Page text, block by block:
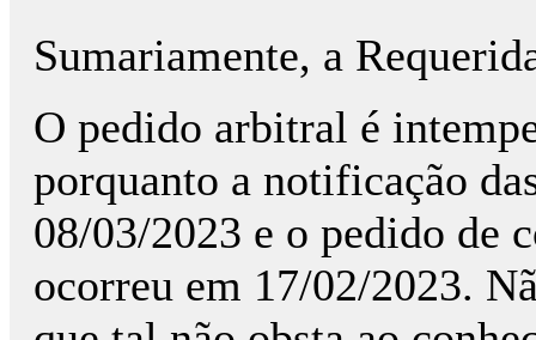
Sumariamente, a
O pedido arbitral é
porquanto a notificação
08/03/2023 e o pedido de
ocorreu em 17/02/2023.